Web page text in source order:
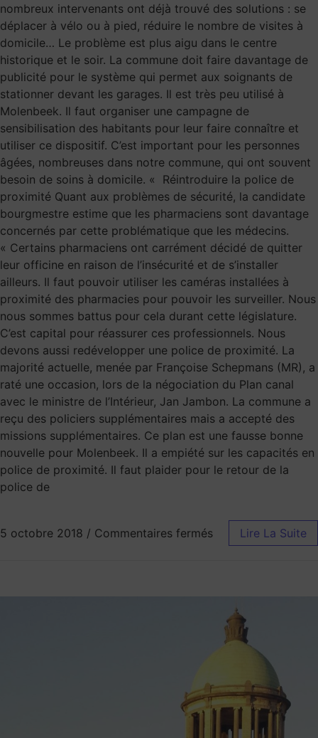
nombreux intervenants ont déjà trouvé des solutions : se
déplacer à vélo ou à pied, réduire le nombre de visites à
domicile… Le problème est plus aigu dans le centre
historique et le soir. La commune doit faire davantage de
publicité pour le système qui permet aux soignants de
stationner devant les garages. Il est très peu utilisé à
Molenbeek. Il faut organiser une campagne de
sensibilisation des habitants pour leur faire connaître et
utiliser ce dispositif. C’est important pour les personnes
âgées, nombreuses dans notre commune, qui ont souvent
besoin de soins à domicile. « Réintroduire la police de
proximité Quant aux problèmes de sécurité, la candidate
bourgmestre estime que les pharmaciens sont davantage
concernés par cette problématique que les médecins.
« Certains pharmaciens ont carrément décidé de quitter
leur officine en raison de l’insécurité et de s’installer
ailleurs. Il faut pouvoir utiliser les caméras installées à
proximité des pharmacies pour pouvoir les surveiller. Nous
nous sommes battus pour cela durant cette législature.
C’est capital pour réassurer ces professionnels. Nous
devons aussi redévelopper une police de proximité. La
majorité actuelle, menée par Françoise Schepmans (MR), a
raté une occasion, lors de la négociation du Plan canal
avec le ministre de l’Intérieur, Jan Jambon. La commune a
reçu des policiers supplémentaires mais a accepté des
missions supplémentaires. Ce plan est une fausse bonne
nouvelle pour Molenbeek. Il a empiété sur les capacités en
police de proximité. Il faut plaider pour le retour de la
police de
5 octobre 2018 / Commentaires fermés Lire La Suite